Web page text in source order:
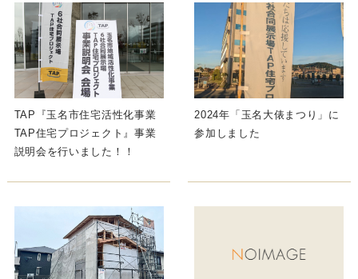
TAP『玉名市住宅活性化事業
TAP住宅プロジェクト』事業
説明会を行いました！！
2024年「玉名大俵まつり」に
参加しました